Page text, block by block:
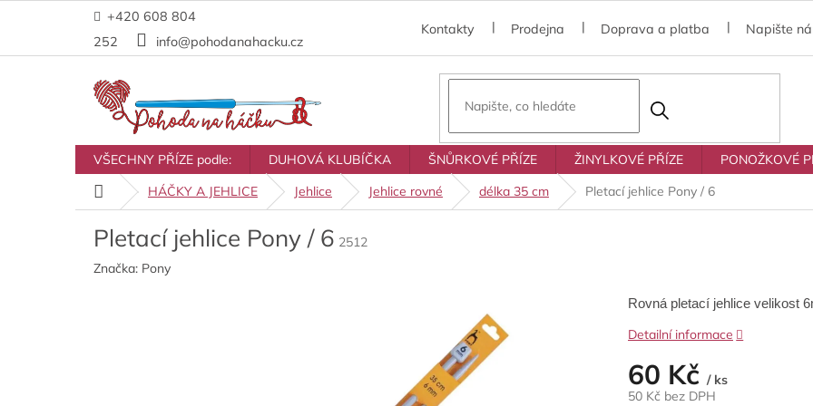
+420 608 804
252
info@pohodanahacku.cz
Kontakty Prodejna Doprava a platba Napište
VŠECHNY PŘÍZE podle: DUHOVÁ KLUBÍČKA ŠNŮRKOVÉ PŘÍZE ŽINYLKOVÉ PŘÍZE PONOŽKOVÉ
Domů
HÁČKY A JEHLICE Jehlice Jehlice rovné délka 35 cm Pletací jehlice Pony / 6
Pletací jehlice Pony / 6 2512
Značka: Pony
60 Kč / ks
50 Kč bez DPH
Rovná pletací jehlice velikost
Detailní informace